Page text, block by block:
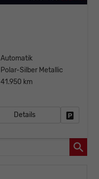
Automatik
Polar-Silber Metallic
41.950 km
Details